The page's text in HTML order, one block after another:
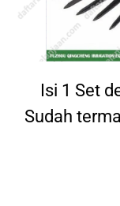
Isi 1 Set
Sudah